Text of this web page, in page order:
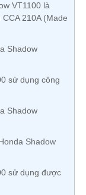
VT1100 là
210A (Made
Shadow
sử dụng công
Shadow
Shadow
sử dụng được